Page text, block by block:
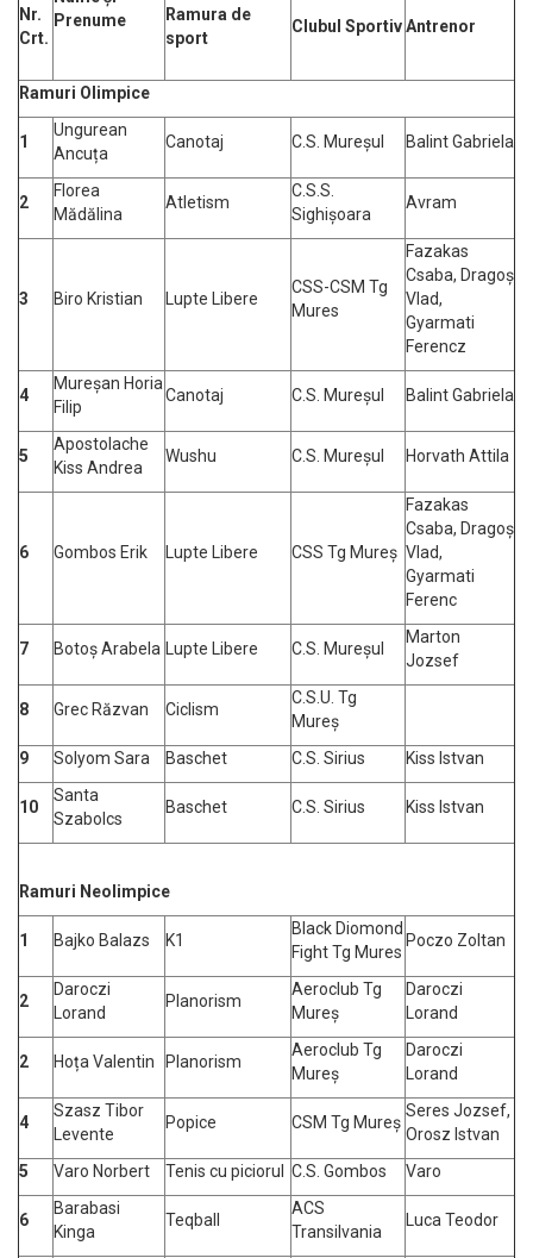
Nr.
Crt.
Prenume
Ramura de
sport
Clubul SportivAntrenor
Ramuri Olimpice
1
Ungurean
Ancuța
Canotaj C.S. Mureșul Balint Gabriela
2
Florea
Mădălina
Atletism
C.S.S.
Sighișoara
Avram
3 Biro Kristian Lupte Libere
CSS-CSM Tg
Mures
Fazakas
Csaba, Dragoș
Vlad,
Gyarmati
Ferencz
4
Mureșan Horia
Filip
Canotaj C.S. Mureșul Balint Gabriela
5
Apostolache
Kiss Andrea
Wushu C.S. Mureșul Horvath Attila
6 Gombos Erik Lupte Libere CSS Tg Mureș
Fazakas
Csaba, Dragoș
Vlad,
Gyarmati
Ferenc
7 Botoș Arabela Lupte Libere C.S. Mureșul
Marton
Jozsef
8 Grec Răzvan Ciclism
C.S.U. Tg
Mureș
9
Solyom Sara Baschet C.S. Sirius Kiss Istvan
10
Santa
Szabolcs
Baschet C.S. Sirius Kiss Istvan
Ramuri Neolimpice
1 Bajko Balazs K1
Black Diomond
Fight Tg Mures
Poczo Zoltan
2
Daroczi
Lorand
Planorism
Aeroclub Tg
Mureș
Daroczi
Lorand
2 Hoța Valentin Planorism
Aeroclub Tg
Mureș
Daroczi
Lorand
4
Szasz Tibor
Levente
Popice CSM Tg Mureș
Seres Jozsef,
Orosz Istvan
5
Varo Norbert Tenis cu piciorul C.S. Gombos Varo
6
Barabasi
Kinga
Teqball
ACS
Transilvania
Luca Teodor